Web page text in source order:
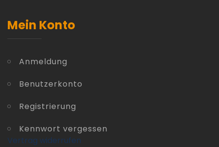
Mein Konto
Anmeldung
Benutzerkonto
Registrierung
Kennwort vergessen
Vertrag widerrufen